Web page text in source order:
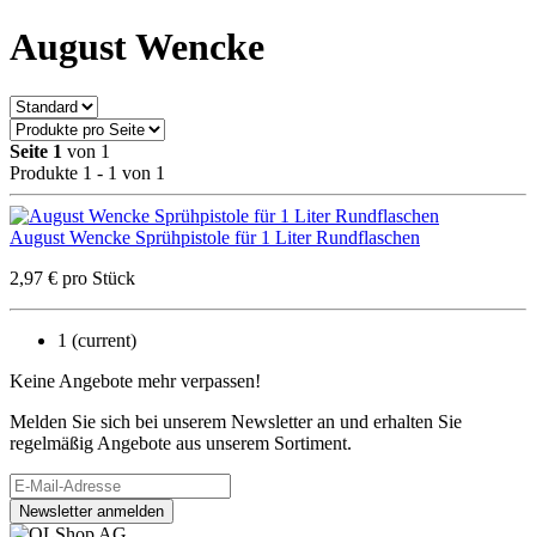
August Wencke
Seite 1 von 1
Produkte 1 - 1 von 1
August Wencke Sprühpistole für 1 Liter Rundflaschen
2,97 € pro Stück
1 (current)
Keine Angebote mehr verpassen!
Melden Sie sich bei unserem Newsletter an und erhalten Sie
regelmäßig Angebote aus unserem Sortiment.
Newsletter anmelden